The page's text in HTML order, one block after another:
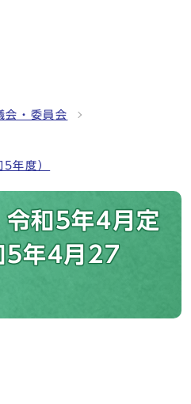
会・委員会
年度）
和5年4月定
5年4月27